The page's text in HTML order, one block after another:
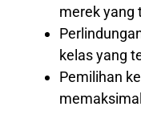
merek yang
kelas yang
Pemilihan